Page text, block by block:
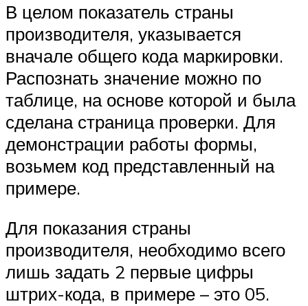
В целом показатель страны
производителя, указывается
вначале общего кода маркировки.
Распознать значение можно по
таблице, на основе которой и была
сделана страница проверки. Для
демонстрации работы формы,
возьмем код представленный на
примере.
Для показания страны
производителя, необходимо всего
лишь задать 2 первые цифры
штрих-кода, в примере – это 05.